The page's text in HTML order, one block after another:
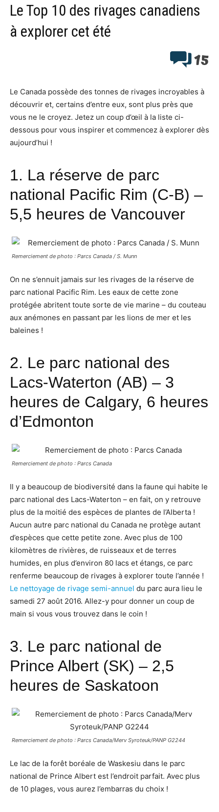
Le Top 10 des rivages canadiens
à explorer cet été
15
Le Canada possède des tonnes de rivages incroyables à
découvrir et, certains d’entre eux, sont plus près que
vous ne le croyez. Jetez un coup d’œil à la liste ci-
dessous pour vous inspirer et commencez à explorer dès
aujourd’hui !
1. La réserve de parc
national Pacific Rim (C-B) –
5,5 heures de Vancouver
Remerciement de photo : Parcs Canada / S. Munn
On ne s’ennuit jamais sur les rivages de la réserve de
parc national Pacific Rim. Les eaux de cette zone
protégée abritent toute sorte de vie marine – du couteau
aux anémones en passant par les lions de mer et les
baleines !
2. Le parc national des
Lacs-Waterton (AB) – 3
heures de Calgary, 6 heures
d’Edmonton
Remerciement de photo : Parcs Canada
Il y a beaucoup de biodiversité dans la faune qui habite le
parc national des Lacs-Waterton – en fait, on y retrouve
plus de la moitié des espèces de plantes de l’Alberta !
Aucun autre parc national du Canada ne protège autant
d’espèces que cette petite zone. Avec plus de 100
kilomètres de rivières, de ruisseaux et de terres
humides, en plus d’environ 80 lacs et étangs, ce parc
renferme beaucoup de rivages à explorer toute l’année !
Le nettoyage de rivage semi-annuel du parc aura lieu le
samedi 27 août 2016. Allez-y pour donner un coup de
main si vous vous trouvez dans le coin !
3. Le parc national de
Prince Albert (SK) – 2,5
heures de Saskatoon
Remerciement de photo : Parcs Canada/Merv Syroteuk/PANP G2244
Le lac de la forêt boréale de Waskesiu dans le parc
national de Prince Albert est l’endroit parfait. Avec plus
de 10 plages, vous aurez l’embarras du choix !